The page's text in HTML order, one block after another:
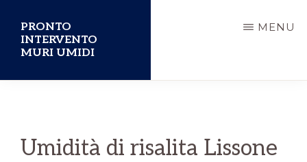
contenuto
principale
PRONTO
INTERVENTO
MURI UMIDI
MENU
Umidità di risalita Lissone